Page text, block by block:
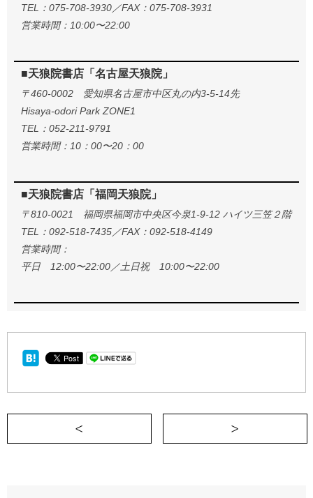
TEL：075-708-3930／FAX：075-708-3931
営業時間：10:00〜22:00
■天狼院書店「名古屋天狼院」
〒460-0002 愛知県名古屋市中区丸の内3-5-14先
Hisaya-odori Park ZONE1
TEL：052-211-9791
営業時間：10：00〜20：00
■天狼院書店「福岡天狼院」
〒810-0021 福岡県福岡市中央区今泉1-9-12 ハイツ三笠２階
TEL：092-518-7435／FAX：092-518-4149
営業時間：
平日 12:00〜22:00／土日祝 10:00〜22:00
＜ 松本家一の誇り高き戦士《週刊